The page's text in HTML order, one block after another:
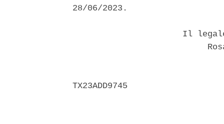
28/06/2023.
Il